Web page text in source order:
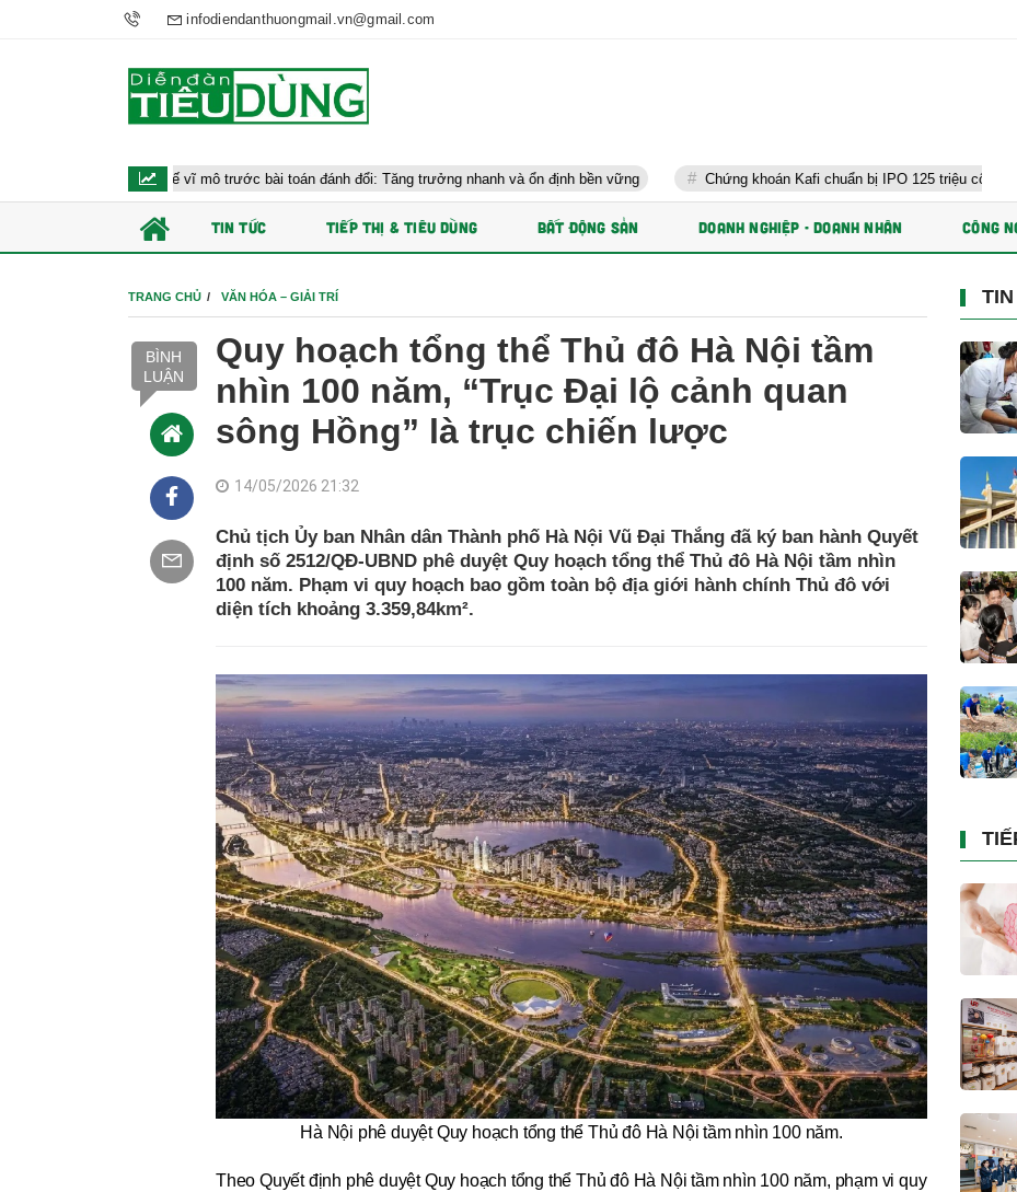
infodiendanthuongmail.vn@gmail.com
hành kinh tế vĩ mô trước bài toán đánh đổi: Tăng trưởng nhanh và ổn định bền vững Chứng khoán Kafi chuẩn bị IPO 125 triệu cổ phiếu và phát
TIN TỨC TIẾP THỊ & TIÊU DÙNG BẤT ĐỘNG SẢN DOANH NGHIỆP - DOANH NHÂN CÔNG
TRANG CHỦ VĂN HÓA – GIẢI TRÍ
BÌNH
LUẬN
Quy hoạch tổng thể Thủ đô Hà Nội tầm
nhìn 100 năm, “Trục Đại lộ cảnh quan
sông Hồng” là trục chiến lược
14/05/2026 21:32
Chủ tịch Ủy ban Nhân dân Thành phố Hà Nội Vũ Đại Thắng đã ký ban hành Quyết
định số 2512/QĐ-UBND phê duyệt Quy hoạch tổng thể Thủ đô Hà Nội tầm nhìn
100 năm. Phạm vi quy hoạch bao gồm toàn bộ địa giới hành chính Thủ đô với
diện tích khoảng 3.359,84km².
Hà Nội phê duyệt Quy hoạch tổng thể Thủ đô Hà Nội tầm nhìn 100 năm.
Theo Quyết định phê duyệt Quy hoạch tổng thể Thủ đô Hà Nội tầm nhìn 100 năm, phạm vi quy